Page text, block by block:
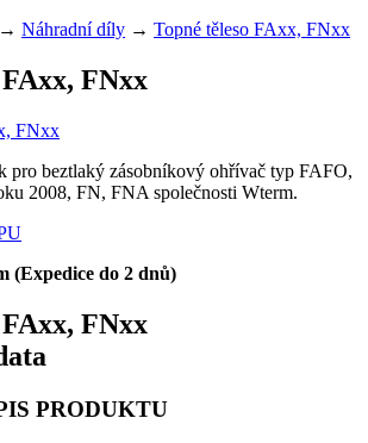
→ Náhradní díly → Topné těleso FAxx, FNxx
FAxx, FNxx
pro beztlaký zásobníkový ohřívač typ FAFO,
2008, FN, FNA společnosti Wterm.
(Expedice do 2 dnů)
FNxx
PRODUKTU